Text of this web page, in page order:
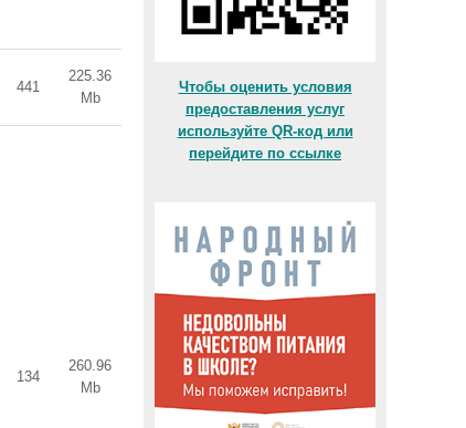
441
225.36
Mb
134
260.96
Mb
Чтобы оценить условия
предоставления услуг
используйте QR-код или
перейдите по ссылке